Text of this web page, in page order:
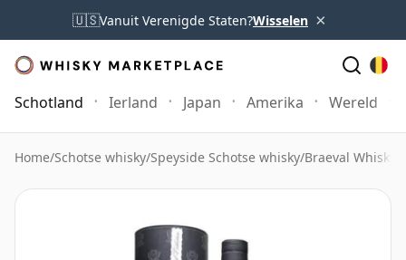
🇺🇸Vanuit Verenigde Staten?Wisselen ×
Schotland Ierland Japan Amerika Wereld
Home/Schotse whisky/Speyside Schotse whisky/Braeval Whisky